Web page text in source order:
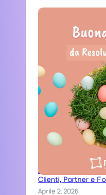
Auguri di una
Clienti, Partner e
Aprile 2, 2026